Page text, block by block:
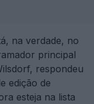
na verdade, no
principal
respondeu
edição de
esteja na lista